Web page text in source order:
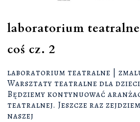
laboratorium
coś cz. 2
laboratorium teatralne |
Warsztaty teatralne dla dzieci
Będziemy kontynuować
teatralnej. Jeszcze raz
naszej